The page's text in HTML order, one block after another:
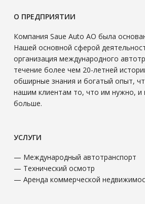
О ПРЕДПРИЯТИИ
Компания Saue Auto АО была
Нашей основной сферой
организация международного
течение более чем 20-летней
обширные знания и богатый опыт,
нашим клиентам то, что им нужно, и
больше.
УСЛУГИ
— Международный автотранспорт
— Технический осмотр
— Аренда коммерческой